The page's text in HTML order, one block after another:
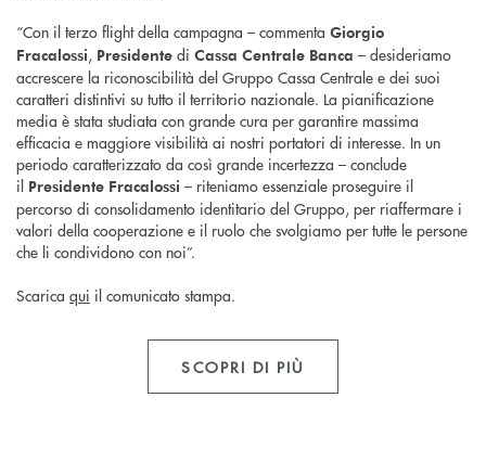
“Con il terzo flight della campagna – commenta Giorgio
Fracalossi, Presidente di Cassa Centrale Banca – desideriamo
accrescere la riconoscibilità del Gruppo Cassa Centrale e dei suoi
caratteri distintivi su tutto il territorio nazionale. La pianificazione
media è stata studiata con grande cura per garantire massima
efficacia e maggiore visibilità ai nostri portatori di interesse. In un
periodo caratterizzato da così grande incertezza – conclude
il Presidente Fracalossi – riteniamo essenziale proseguire il
percorso di consolidamento identitario del Gruppo, per riaffermare i
valori della cooperazione e il ruolo che svolgiamo per tutte le persone
che li condividono con noi”.
Scarica qui il comunicato stampa.
SCOPRI DI PIÙ